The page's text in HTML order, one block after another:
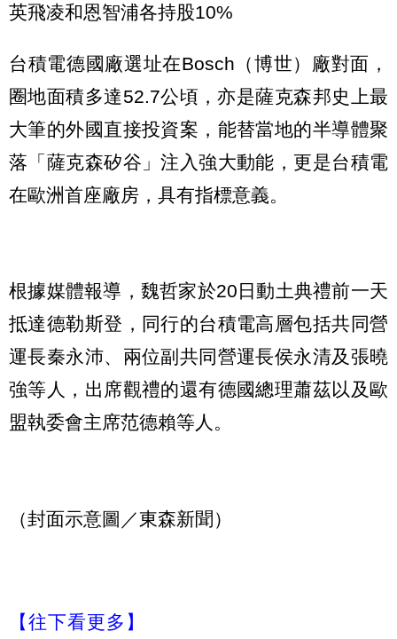
英飛凌和恩智浦各持股10%
台積電德國廠選址在Bosch（博世）廠對面，
圈地面積多達52.7公頃，亦是薩克森邦史上最
大筆的外國直接投資案，能替當地的半導體聚
落「薩克森矽谷」注入強大動能，更是台積電
在歐洲首座廠房，具有指標意義。
根據媒體報導，魏哲家於20日動土典禮前一天
抵達德勒斯登，同行的台積電高層包括共同營
運長秦永沛、兩位副共同營運長侯永清及張曉
強等人，出席觀禮的還有德國總理蕭茲以及歐
盟執委會主席范德賴等人。
（封面示意圖／東森新聞）
【往下看更多】